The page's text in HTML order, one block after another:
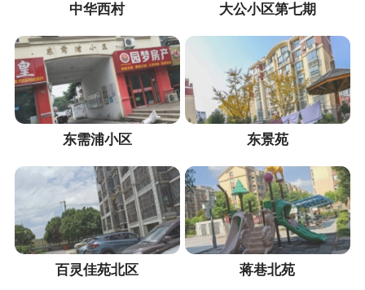
中华西村 大公小区第七期
东需浦小区 东景苑
百灵佳苑北区 蒋巷北苑